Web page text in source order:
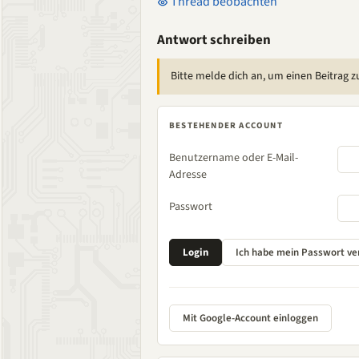
Antwort schreiben
Bitte melde dich an, um einen Beitrag
BESTEHENDER ACCOUNT
Benutzername oder E-Mail-
Adresse
Passwort
Mit Google-Account einloggen